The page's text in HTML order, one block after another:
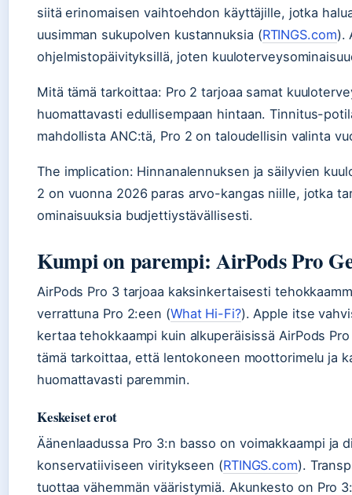
siitä erinomaisen vaihtoehdon käyttäjille, jotka
uusimman sukupolven kustannuksia (RTINGS.com).
ohjelmistopäivityksillä, joten
Mitä tämä tarkoittaa: Pro 2 tarjoaa samat
huomattavasti edullisempaan hintaan. Tinnitus-
mahdollista ANC:tä, Pro 2 on taloudellisin valinta
The implication: Hinnanalennuksen ja säilyvien
2 on vuonna 2026 paras arvo-kangas niille, jotka
ominaisuuksia budjettiystävällisesti.
Kumpi on parempi: AirPods Pro
AirPods Pro 3 tarjoaa kaksinkertaisesti
verrattuna Pro 2:een (What Hi-Fi?). Apple itse
kertaa tehokkaampi kuin alkuperäisissä AirPods
tämä tarkoittaa, että lentokoneen moottorimelu ja
huomattavasti paremmin.
Keskeiset erot
Äänenlaadussa Pro 3:n basso on voimakkaampi ja
konservatiiviseen viritykseen (RTINGS.com).
tuottaa vähemmän vääristymiä. Akunkesto on Pro